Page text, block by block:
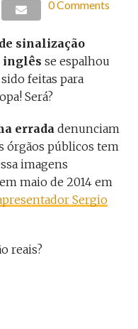
0 Comments
sinalização
inglês se espalhou
feitas para
Será?
erradadenunciam
órgãos públicos tem
imagens
maio de 2014 em
Sergio
reais?